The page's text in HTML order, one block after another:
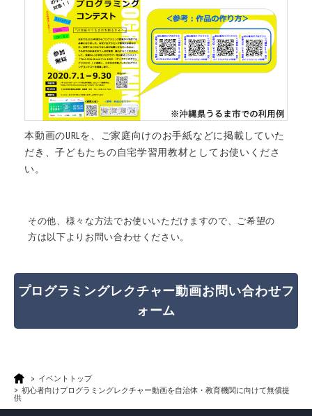
本動画のURLを、ご家庭向けのお手紙などに掲載していた
だき、子どもたちの自宅学習用教材としてお使いくださ
い。
その他、様々な方法でお使いいただけますので、ご希望の
方は以下よりお問い合わせください。
プログラミングレクチャー動画お問い合わせフ
ォーム
イベントトップ
初心者向けプログラミングレクチャー動画を自治体・教育機関に向けて無償提
供